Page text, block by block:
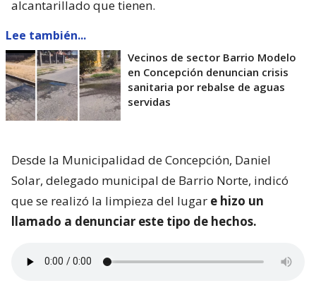
alcantarillado que tienen.
Lee también...
Vecinos de sector Barrio Modelo
en Concepción denuncian crisis
sanitaria por rebalse de aguas
servidas
Desde la Municipalidad de Concepción, Daniel
Solar, delegado municipal de Barrio Norte, indicó
que se realizó la limpieza del lugar e hizo un
llamado a denunciar este tipo de hechos.